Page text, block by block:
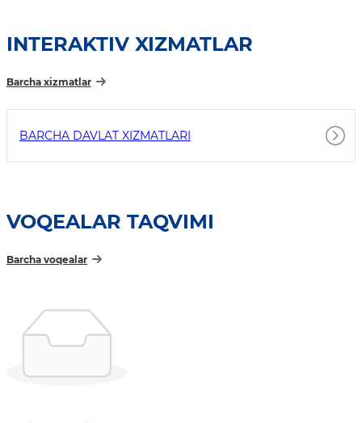
INTERAKTIV XIZMATLAR
Barcha xizmatlar
BARCHA DAVLAT XIZMATLARI
VOQEALAR TAQVIMI
Barcha voqealar